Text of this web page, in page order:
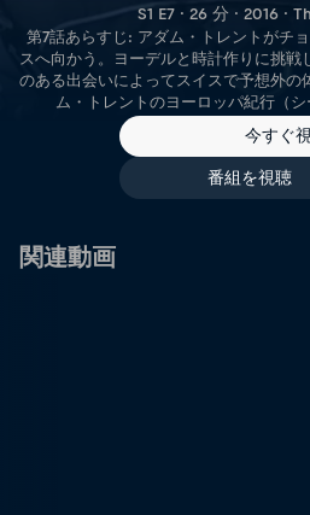
S1 E7 · 26 分 · 2016 ·
第7話あらすじ: アダム・トレントがチ
スへ向かう。ヨーデルと時計作りに挑戦
のある出会いによってスイスで予想外の
ム・トレントのヨーロッパ紀行（シ
今すぐ
番組を視聴
関連動画